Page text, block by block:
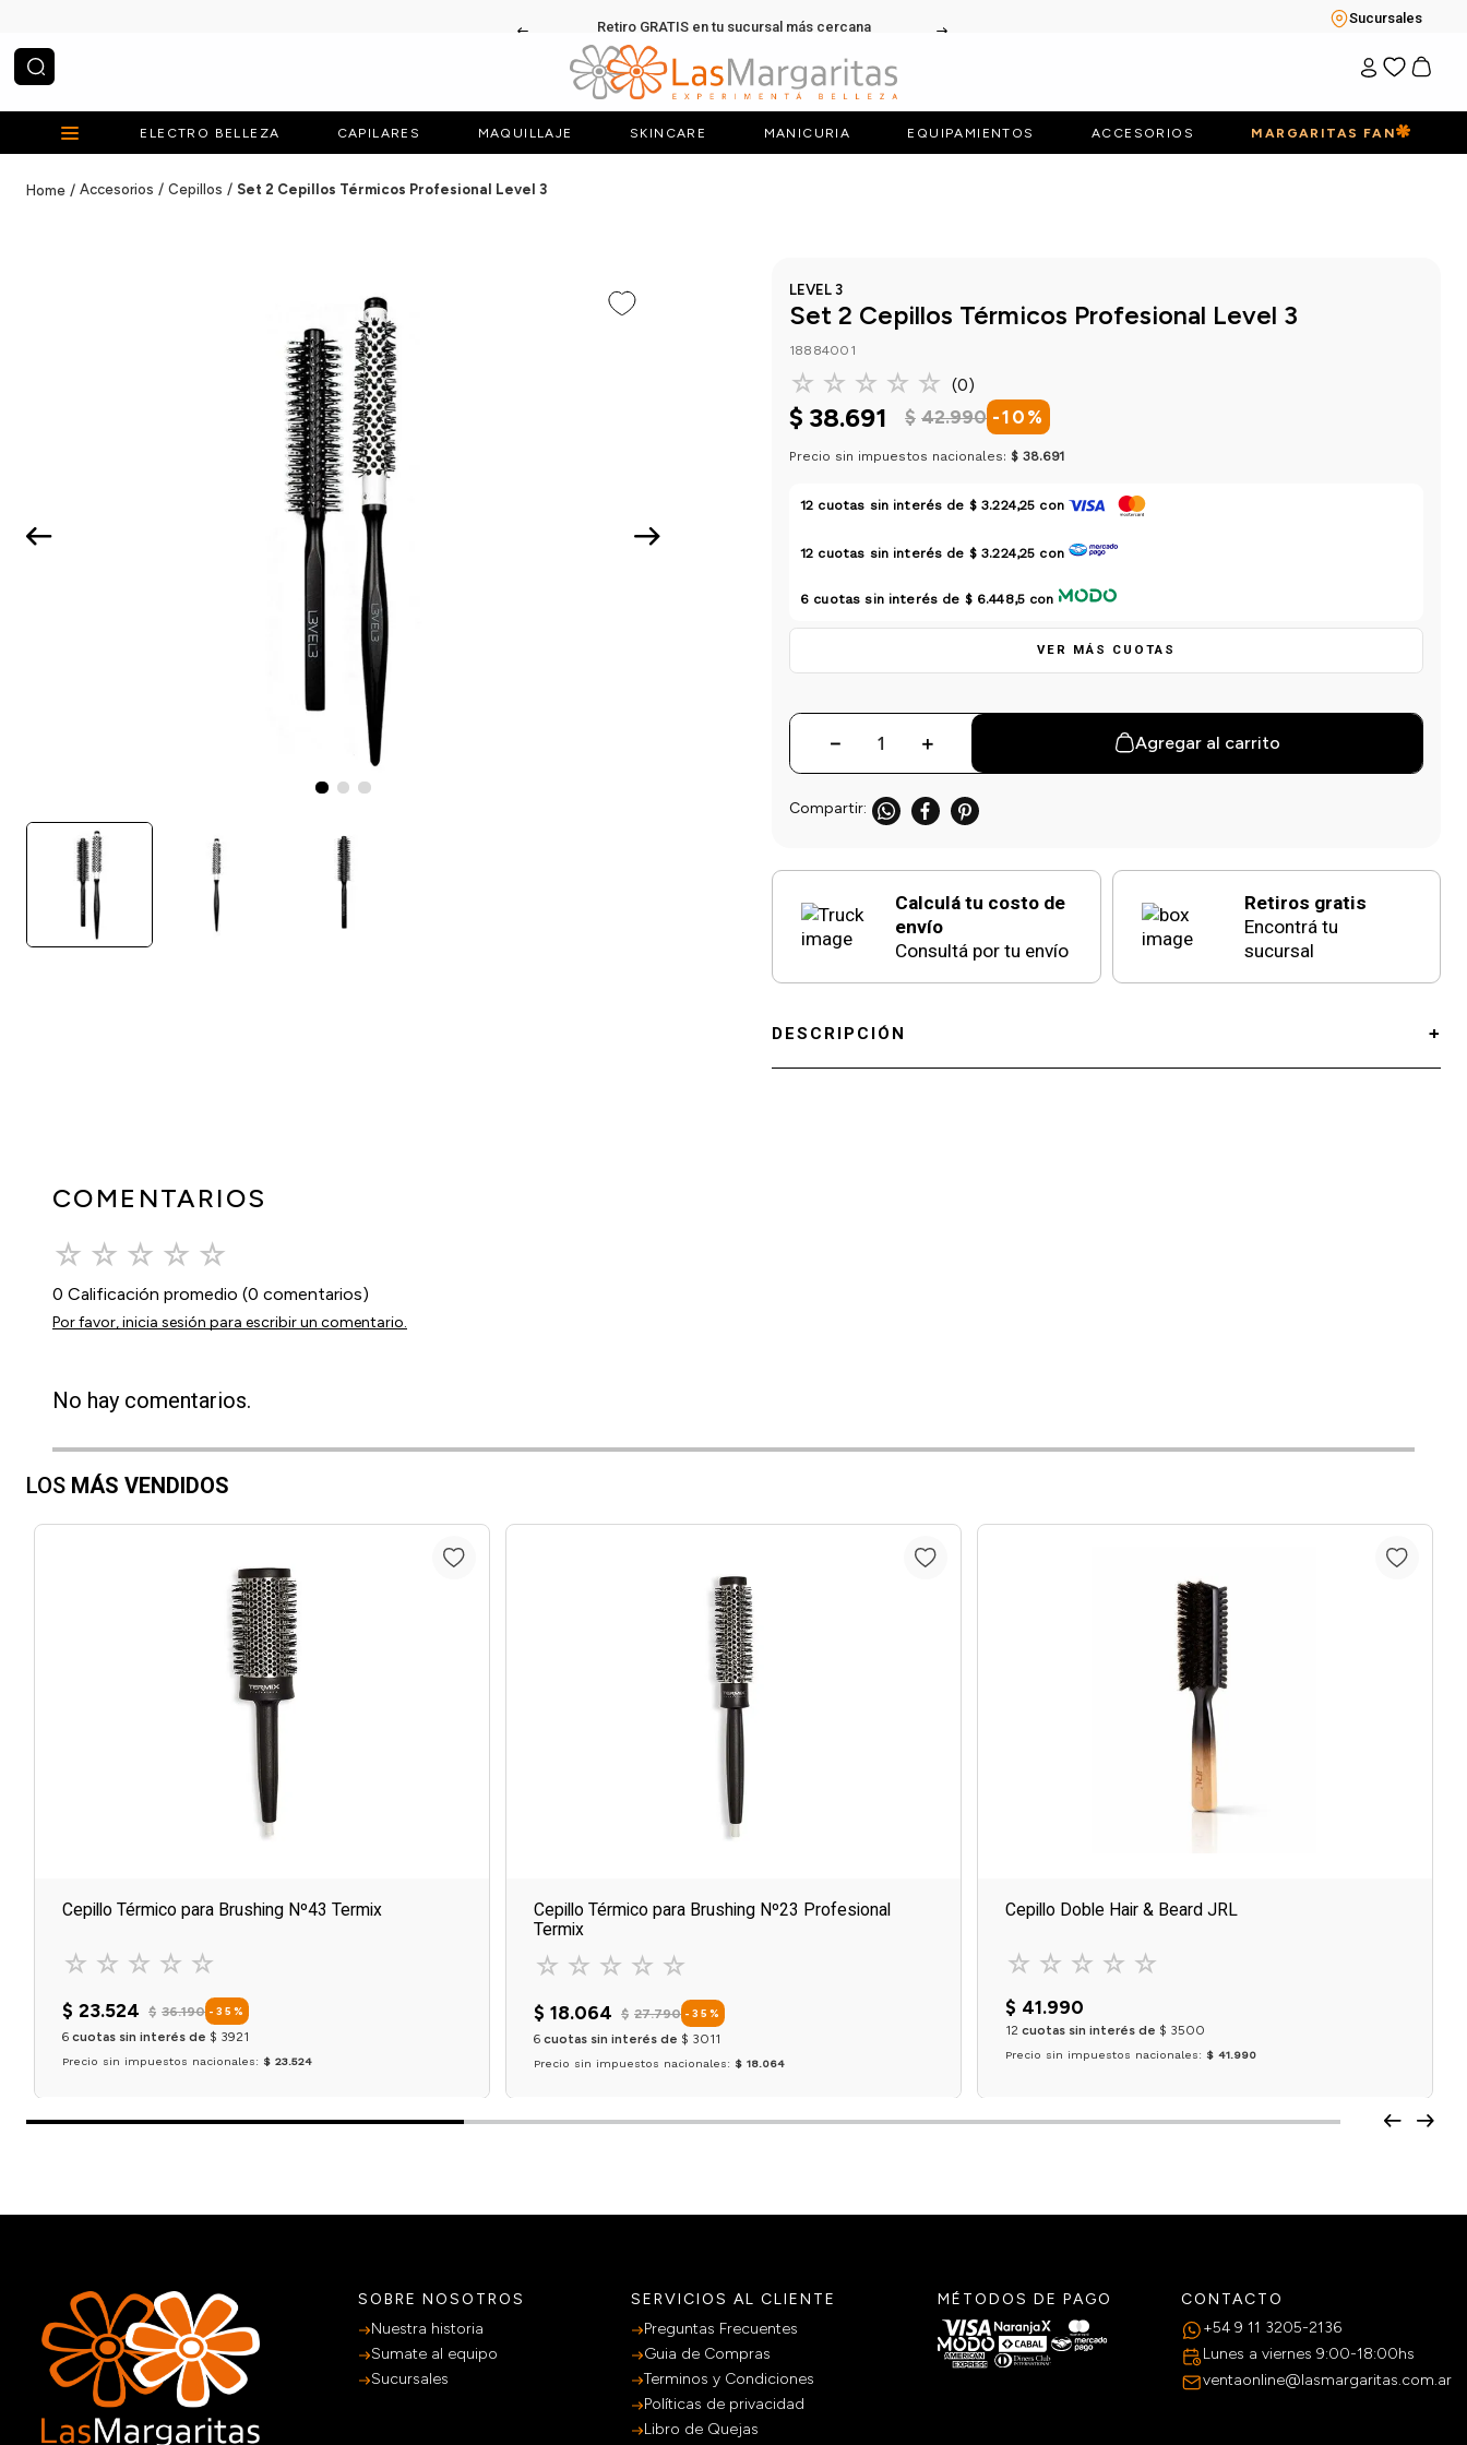
Retiro GRATIS en tu sucursal más cercana
Sucursales
¿Qué estás buscando?
ELECTRO BELLEZA CAPILARES MAQUILLAJE SKINCARE MANICURIA EQUIPAMIENTOS ACCESORIOS MARGARITAS FAN
Accesorios Cepillos Set 2 Cepillos Térmicos Profesional Level 3
LEVEL 3
Set 2 Cepillos Térmicos Profesional Level 3
18884001
☆ ☆ ☆ ☆ ☆ (0)
$ 38.691 $ 42.990 -10 %
Precio sin impuestos nacionales: $ 38.691
12 cuotas sin interés de $ 3.224,25 con
12 cuotas sin interés de $ 3.224,25 con
6 cuotas sin interés de $ 6.448,5con
VER MÁS CUOTAS
＋
－ Agregar al carrito
Calculá tu costo de
envío
Consultá por tu envío
Retiros gratis
Encontrá tu
sucursal
DESCRIPCIÓN
COMENTARIOS
☆ ☆ ☆ ☆ ☆
0 Calificación promedio (0 comentarios)
Por favor, inicia sesión para escribir un comentario.
No hay comentarios.
LOS MÁS VENDIDOS
Cepillo Térmico para Brushing Nº43 Termix
☆ ☆ ☆ ☆ ☆
$ 23.524 $ 36.190 - 35 %
6 cuotas sin interés de $ 3921
Precio sin impuestos nacionales: $ 23.524
Cepillo Térmico para Brushing Nº23 Profesional
Termix
☆ ☆ ☆ ☆ ☆
$ 18.064 $ 27.790 - 35 %
6 cuotas sin interés de $ 3011
Precio sin impuestos nacionales: $ 18.064
Cepillo Doble Hair & Beard JRL
☆ ☆ ☆ ☆ ☆
$ 41.990
12 cuotas sin interés de $ 3500
Precio sin impuestos nacionales: $ 41.990
Agregar al carrito
SOBRE NOSOTROS
Nuestra historia
Sumate al equipo
Sucursales
SERVICIOS AL CLIENTE
Preguntas Frecuentes
Guia de Compras
Terminos y Condiciones
Políticas de privacidad
Libro de Quejas
MÉTODOS DE PAGO
CONTACTO
+54 9 11 3205-2136
Lunes a viernes 9:00-18:00hs
ventaonline@lasmargaritas.com.ar